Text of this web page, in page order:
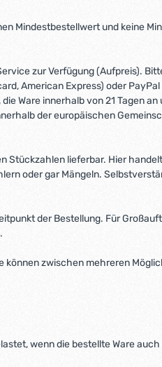
Mindestbestellwert und keine
zur Verfügung (Aufpreis).
American Express) oder
Ware innerhalb von 21 Tagen
der europäischen
Stückzahlen lieferbar. Hier
oder gar Mängeln.
der Bestellung. Für
können zwischen mehreren
wenn die bestellte Ware